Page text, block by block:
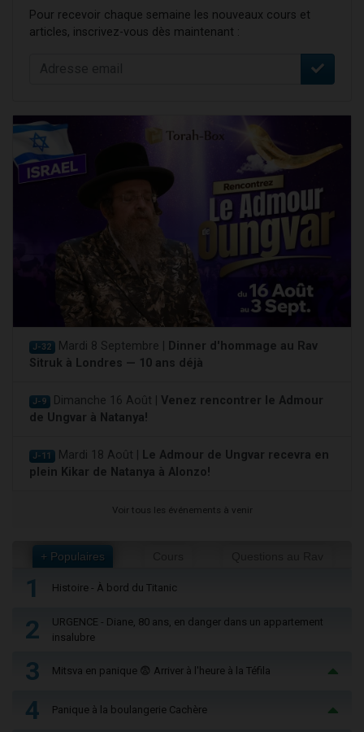
Pour recevoir chaque semaine les nouveaux cours et
articles, inscrivez-vous dès maintenant :
J-32 Mardi 8 Septembre |
Dinner d'hommage au Rav
Sitruk à Londres — 10 ans déjà
J-9 Dimanche 16 Août | Venez rencontrer le Admour
de Ungvar à Natanya!
J-11 Mardi 18 Août |
Le Admour de Ungvar recevra en
plein Kikar de Natanya à Alonzo!
Voir tous les événements à venir
+ Populaires
1 Histoire - À bord du Titanic
2
URGENCE - Diane, 80 ans, en danger dans un appartement
insalubre
3 Mitsva en panique 😨 Arriver à l'heure à la Téfila
4 Panique à la boulangerie Cachère